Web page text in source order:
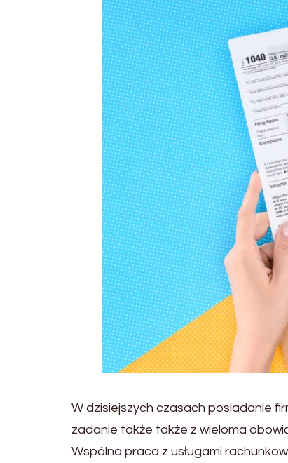
W dzisiejszych czasach posiadanie
zadanie także także z wieloma
Wspólna praca z usługami